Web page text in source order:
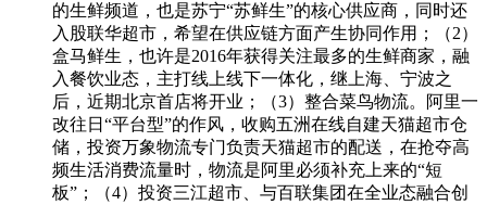
的生鲜频道，也是苏宁“苏鲜生”的核心供应商，同时还
入股联华超市，希望在供应链方面产生协同作用；（2）
盒马鲜生，也许是2016年获得关注最多的生鲜商家，融
入餐饮业态，主打线上线下一体化，继上海、宁波之
后，近期北京首店将开业；（3）整合菜鸟物流。阿里一
改往日“平台型”的作风，收购五洲在线自建天猫超市仓
储，投资万象物流专门负责天猫超市的配送，在抢夺高
频生活消费流量时，物流是阿里必须补充上来的“短
板”；（4）投资三江超市、与百联集团在全业态融合创